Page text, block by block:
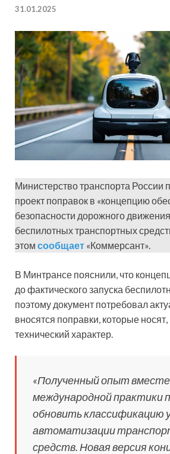
31.01.2025
Министерство транспорта России
проект поправок в «концепцию
безопасности дорожного
беспилотных транспортных
этом сообщает «Коммерсант».
В Минтрансе пояснили, что
до фактического запуска
поэтому документ потребовал
вносятся поправки, которые
технический характер.
«Полученный опыт вместе
международной практики
обновить классификацию
автоматизации
средств. Новая версия